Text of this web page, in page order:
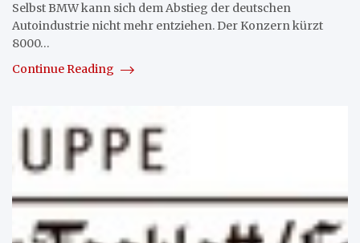
Selbst BMW kann sich dem Abstieg der deutschen
Autoindustrie nicht mehr entziehen. Der Konzern kürzt
8000…
Continue Reading